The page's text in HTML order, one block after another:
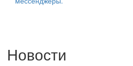
Новости